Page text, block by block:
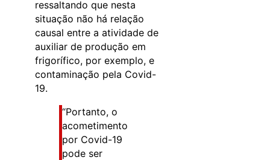
ressaltando que nesta
situação não há relação
causal entre a atividade de
auxiliar de produção em
frigorífico, por exemplo, e
contaminação pela Covid-
19.
“Portanto, o
acometimento
por Covid-19
pode ser